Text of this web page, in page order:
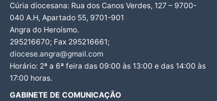
Cúria diocesana: Rua dos Canos Verdes, 127 – 9700-
040 A.H, Apartado 55, 9701-901
Angra do Heroísmo.
295216670; Fax 295216661;
diocese.angra@gmail.com
Horário: 2ª a 6ª feira das 09:00 às 13:00 e das 14:00 às
17:00 horas.
GABINETE DE COMUNICAÇÃO